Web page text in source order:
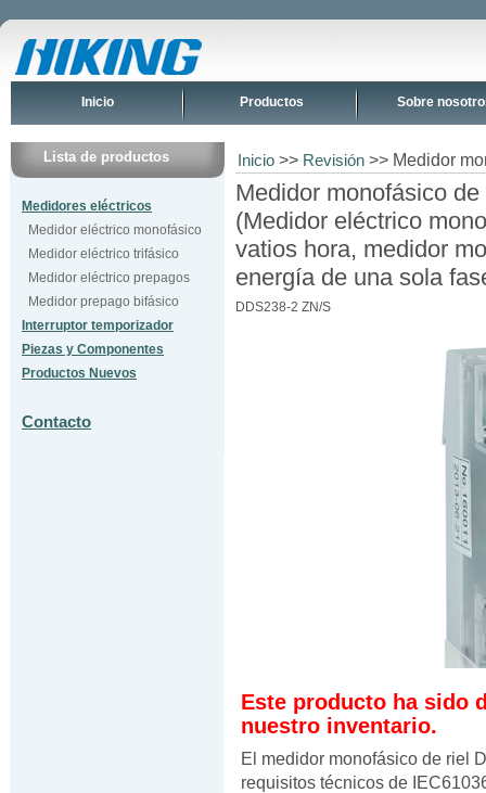
Inicio Productos Sobre
Lista de productos
Medidores eléctricos
Medidor eléctrico monofásico
Medidor eléctrico trifásico
Medidor eléctrico prepagos
Medidor prepago bifásico
Interruptor temporizador
Piezas y Componentes
Productos Nuevos
Contacto
Inicio >> Revisión >> Medidor
Medidor monofásico
(Medidor eléctrico
vatios hora, medidor
energía de una sola
DDS238-2 ZN/S
Este producto ha sido
nuestro inventario.
El medidor monofásico de riel
requisitos técnicos de